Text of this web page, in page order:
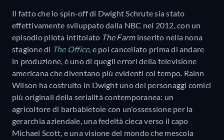
Il fatto che lo spin-off di Dwight Schrute sia stato
effettivamente sviluppato dalla NBC nel 2012, con un
episodio pilota intitolato The Farminserito nella nona
stagione di The Office, e poi cancellato prima di andare
in produzione, è uno di quegli errori della televisione
americana che diventano più evidenti col tempo. Rainn
Wilson ha costruito in Dwight uno dei personaggi comici
più originali della serialità contemporanea: un
agricoltore di barbabietole con un'ossessione per la
gerarchia aziendale, una fedeltà cieca verso il capo
Michael Scott, e una visione del mondo che mescola